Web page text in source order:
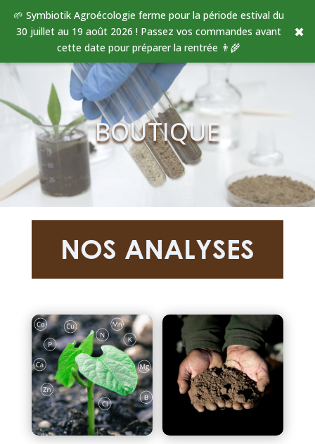
🌱 Symbiotik Agroécologie ferme pour la période estival du
30 juillet au 19 août 2026 ! Passez vos commandes avant
cette date pour préparer la rentrée 👨‍🌾
✖
BOUTIQUE
NOS ANALYSES